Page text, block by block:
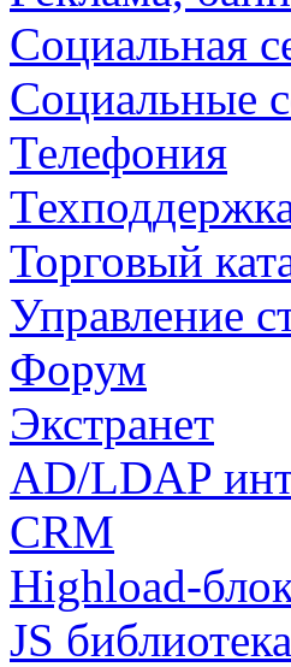
Социальная
Социальные
Телефония
Торговый
Управление
Форум
Экстранет
AD/LDAP
CRM
Highload-
JS библиотека